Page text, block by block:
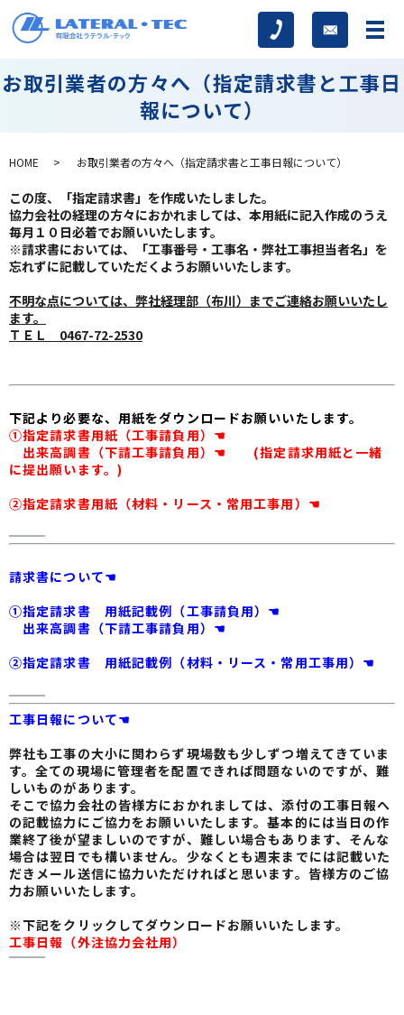
お取引業者の方々へ（指定請求書と工事日
報について）
HOME お取引業者の方々へ（指定請求書と工事日報について）
この度、「指定請求書」を作成いたしました。
協力会社の経理の方々におかれましては、本用紙に記入作成のうえ
毎月１０日必着でお願いいたします。
※請求書においては、「工事番号・工事名・弊社工事担当者名」を
忘れずに記載していただくようお願いいたします。
不明な点については、弊社経理部（布川）までご連絡お願いいたし
ます。
ＴＥＬ 0467-72-2530
下記より必要な、用紙をダウンロードお願いいたします。
①指定請求書用紙（工事請負用） ☚
出来高調書（下請工事請負用）☚ (指定請求用紙と一緒
に提出願います。)
②指定請求書用紙（材料・リース・常用工事用）☚
請求書について☚
①指定請求書 用紙記載例（工事請負用）☚
出来高調書（下請工事請負用）☚
②指定請求書 用紙記載例（材料・リース・常用工事用）☚
工事日報について☚
弊社も工事の大小に関わらず現場数も少しずつ増えてきていま
す。全ての現場に管理者を配置できれば問題ないのですが、難
しいものがあります。
そこで協力会社の皆様方におかれましては、添付の工事日報へ
の記載協力にご協力をお願いいたします。基本的には当日の作
業終了後が望ましいのですが、難しい場合もあります、そんな
場合は翌日でも構いません。少なくとも週末までには記載いた
だきメール送信に協力いただければと思います。皆様方のご協
力お願いいたします。
※下記をクリックしてダウンロードお願いいたします。
工事日報（外注協力会社用）